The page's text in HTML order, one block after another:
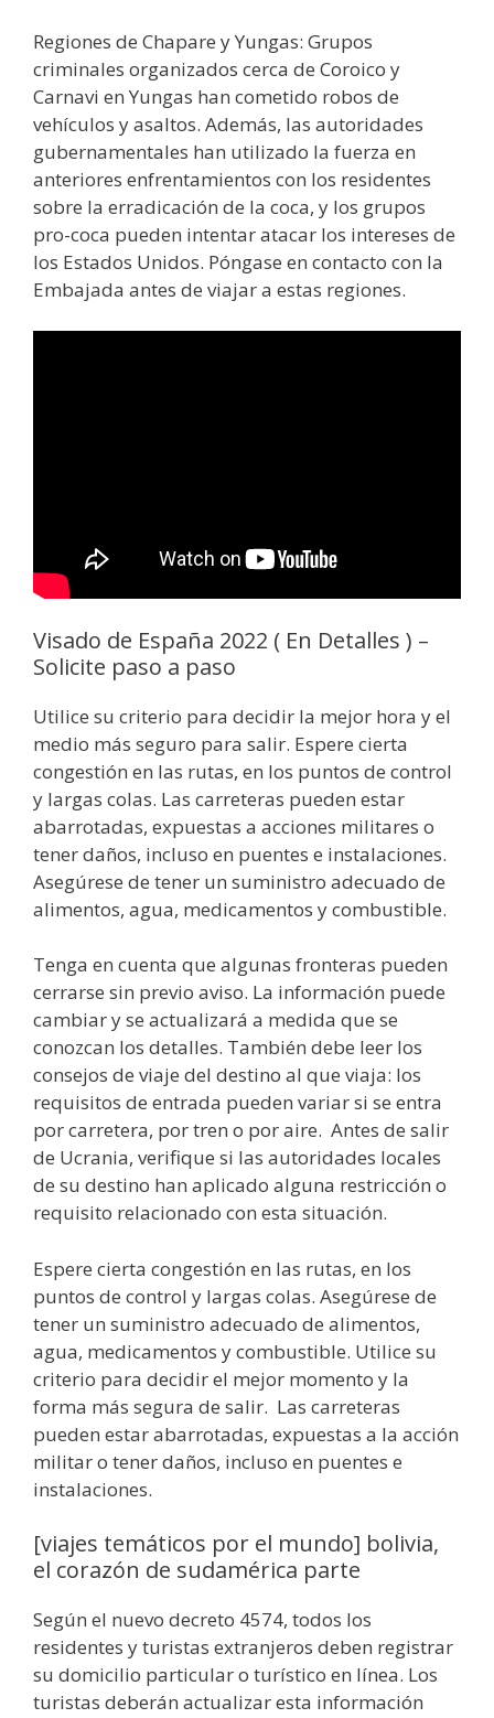
Regiones de Chapare y Yungas: Grupos
criminales organizados cerca de Coroico y
Carnavi en Yungas han cometido robos de
vehículos y asaltos. Además, las autoridades
gubernamentales han utilizado la fuerza en
anteriores enfrentamientos con los residentes
sobre la erradicación de la coca, y los grupos
pro-coca pueden intentar atacar los intereses de
los Estados Unidos. Póngase en contacto con la
Embajada antes de viajar a estas regiones.
Visado de España 2022 ( En Detalles ) –
Solicite paso a paso
Utilice su criterio para decidir la mejor hora y el
medio más seguro para salir. Espere cierta
congestión en las rutas, en los puntos de control
y largas colas. Las carreteras pueden estar
abarrotadas, expuestas a acciones militares o
tener daños, incluso en puentes e instalaciones.
Asegúrese de tener un suministro adecuado de
alimentos, agua, medicamentos y combustible.
Tenga en cuenta que algunas fronteras pueden
cerrarse sin previo aviso. La información puede
cambiar y se actualizará a medida que se
conozcan los detalles. También debe leer los
consejos de viaje del destino al que viaja: los
requisitos de entrada pueden variar si se entra
por carretera, por tren o por aire. Antes de salir
de Ucrania, verifique si las autoridades locales
de su destino han aplicado alguna restricción o
requisito relacionado con esta situación.
Espere cierta congestión en las rutas, en los
puntos de control y largas colas. Asegúrese de
tener un suministro adecuado de alimentos,
agua, medicamentos y combustible. Utilice su
criterio para decidir el mejor momento y la
forma más segura de salir. Las carreteras
pueden estar abarrotadas, expuestas a la acción
militar o tener daños, incluso en puentes e
instalaciones.
[viajes temáticos por el mundo] bolivia,
el corazón de sudamérica parte
Según el nuevo decreto 4574, todos los
residentes y turistas extranjeros deben registrar
su domicilio particular o turístico en línea. Los
turistas deberán actualizar esta información